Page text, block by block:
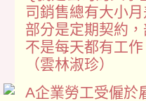
司銷售總有大小
部分是定期契約
不是每天都有工
（雲林淑珍）
A企業勞工受僱於